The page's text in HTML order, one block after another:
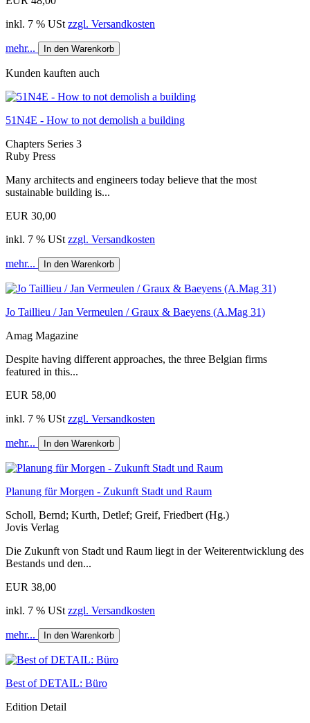
inkl. 7 % USt zzgl. Versandkosten
mehr... In den Warenkorb
Kunden kauften auch
51N4E - How to not demolish a building
Chapters Series 3
Ruby Press
Many architects and engineers today believe that the most
sustainable building is...
EUR 30,00
inkl. 7 % USt zzgl. Versandkosten
mehr... In den Warenkorb
Jo Taillieu / Jan Vermeulen / Graux & Baeyens (A.Mag 31)
Amag Magazine
Despite having different approaches, the three Belgian firms
featured in this...
EUR 58,00
inkl. 7 % USt zzgl. Versandkosten
mehr... In den Warenkorb
Planung für Morgen - Zukunft Stadt und Raum
Scholl, Bernd; Kurth, Detlef; Greif, Friedbert (Hg.)
Jovis Verlag
Die Zukunft von Stadt und Raum liegt in der Weiterentwicklung des
Bestands und den...
EUR 38,00
inkl. 7 % USt zzgl. Versandkosten
mehr... In den Warenkorb
Best of DETAIL: Büro
Edition Detail